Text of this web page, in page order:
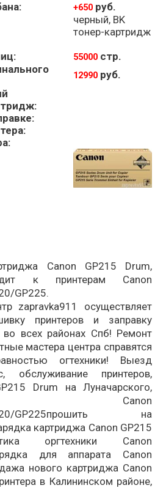
+650руб.
черный, BK
тонер-картридж
55000стр.
12990 руб.
Canon GP215 Drum,
к принтерам Canon
GP225.
zapravka911 осуществляет
принтеров и заправку
во всех районах Спб! Ремонт
мастера центра справятся
огтехники! Выезд
принтеров,
Drum на Луначарского,
Canon
GP225прошить на
картриджа Canon GP215
оргтехники Canon
для аппарата Canon
нового картриджа Canon
в Калининском районе,